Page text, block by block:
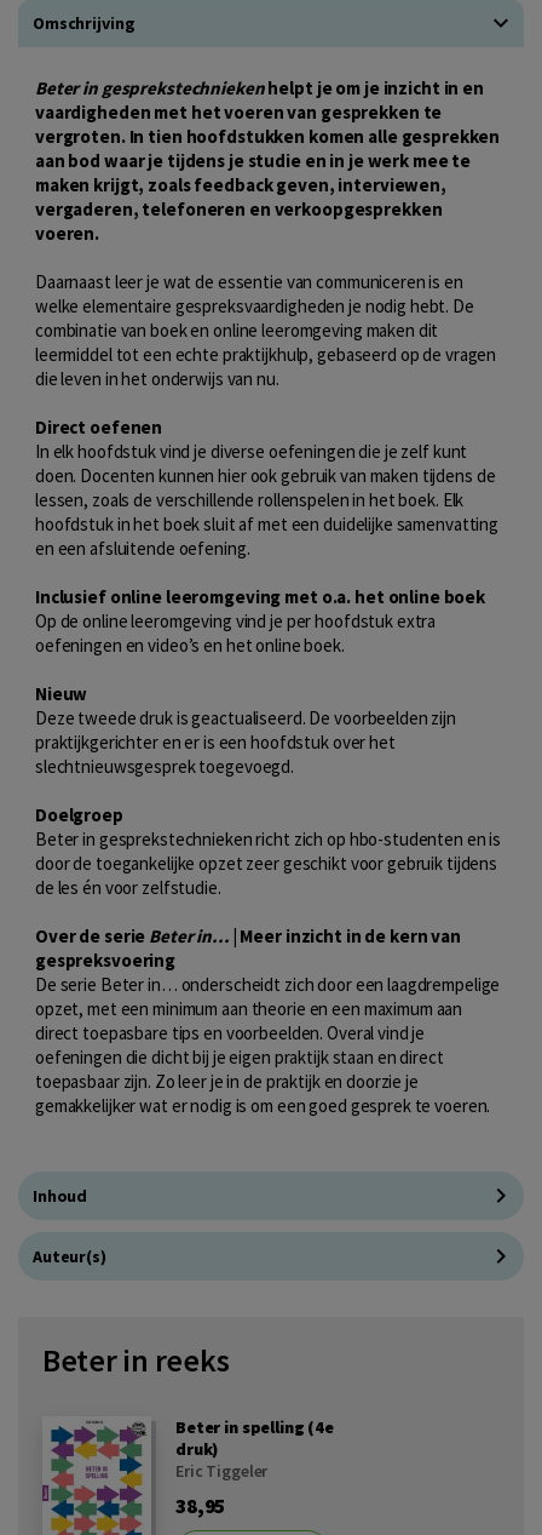
Omschrijving
Beter in gesprekstechniekenhelpt je om je inzicht in en
vaardigheden met het voeren van gesprekken te
vergroten. In tien hoofdstukken komen alle gesprekken
aan bod waar je tijdens je studie en in je werk mee te
maken krijgt, zoals feedback geven, interviewen,
vergaderen, telefoneren en verkoopgesprekken
voeren.
Daarnaast leer je wat de essentie van communiceren is en
welke elementaire gespreksvaardigheden je nodig hebt. De
combinatie van boek en online leeromgeving maken dit
leermiddel tot een echte praktijkhulp, gebaseerd op de vragen
die leven in het onderwijs van nu.
Direct oefenen
In elk hoofdstuk vind je diverse oefeningen die je zelf kunt
doen. Docenten kunnen hier ook gebruik van maken tijdens de
lessen, zoals de verschillende rollenspelen in het boek. Elk
hoofdstuk in het boek sluit af met een duidelijke samenvatting
en een afsluitende oefening.
Inclusief online leeromgeving met o.a. het online boek
Op de online leeromgeving vind je per hoofdstuk extra
oefeningen en video’s en het online boek.
Nieuw
Deze tweede druk is geactualiseerd. De voorbeelden zijn
praktijkgerichter en er is een hoofdstuk over het
slechtnieuwsgesprek toegevoegd.
Doelgroep
Beter in gesprekstechnieken richt zich op hbo-studenten en is
door de toegankelijke opzet zeer geschikt voor gebruik tijdens
de les én voor zelfstudie.
Over de serie Beter in... | Meer inzicht in de kern van
gespreksvoering
De serie Beter in… onderscheidt zich door een laagdrempelige
opzet, met een minimum aan theorie en een maximum aan
direct toepasbare tips en voorbeelden. Overal vind je
oefeningen die dicht bij je eigen praktijk staan en direct
toepasbaar zijn. Zo leer je in de praktijk en doorzie je
gemakkelijker wat er nodig is om een goed gesprek te voeren.
Inhoud
Auteur(s)
Beter in reeks
Beter in spelling (4e
druk)
Eric Tiggeler
38,95